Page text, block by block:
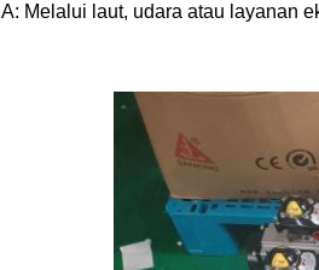
A: Melalui laut, udara atau layanan